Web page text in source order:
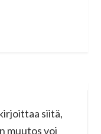
siitä,
muutos voi